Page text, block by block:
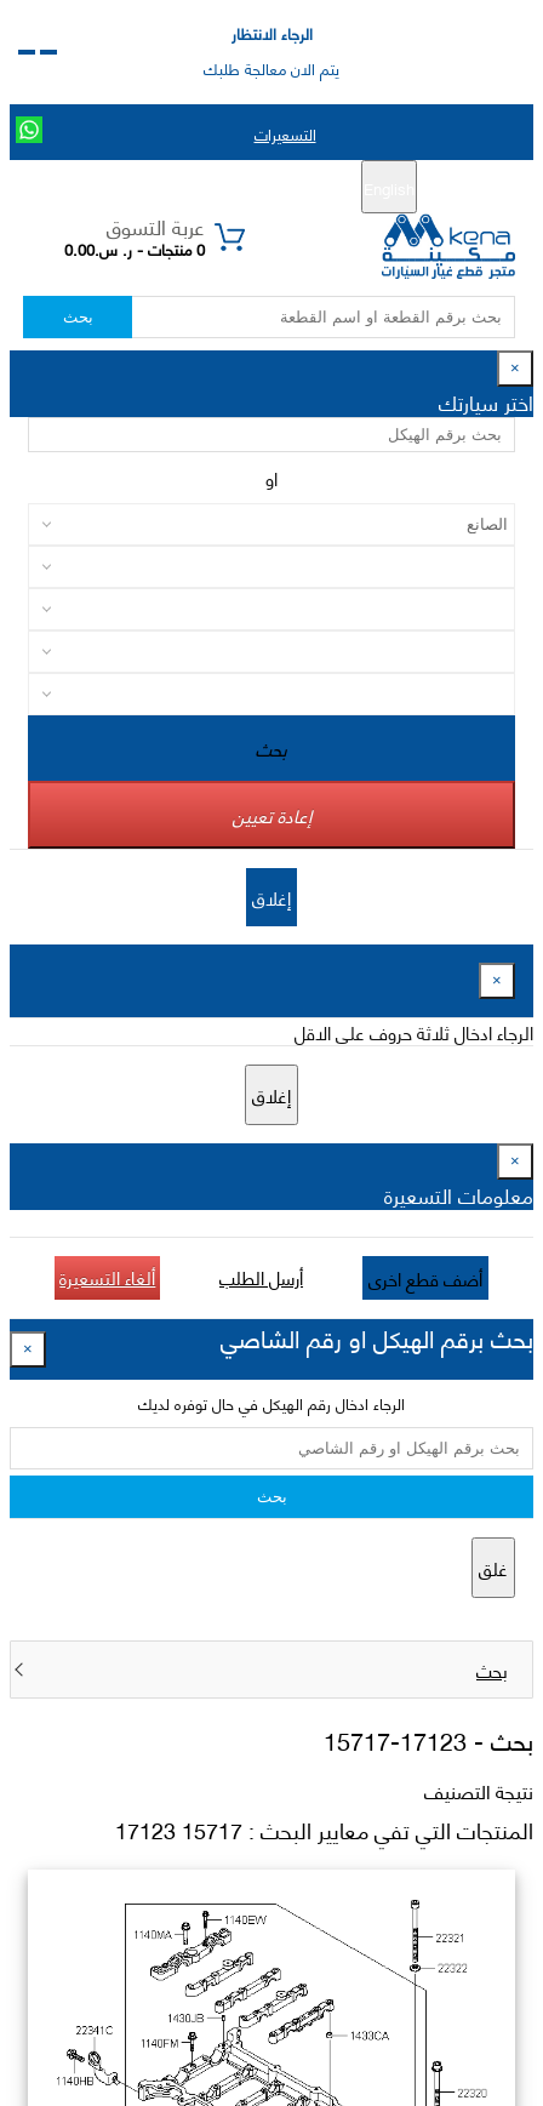
الرجاء الانتظار
يتم الان معالجة طلبك
التسعيرات
عربة التسوق
0 منتجات - ر. س.0.00
بحث
×
اختر سيارتك
او
بحث
إعادة تعيين
إغلاق
×
الرجاء ادخال ثلاثة حروف على الاقل
إغلاق
×
معلومات التسعيرة
أضف قطع اخرى أرسل الطلب ألغاء التسعيرة
بحث برقم الهيكل او رقم الشاصي ×
الرجاء ادخال رقم الهيكل في حال توفره لديك
بحث
غلق
بحث
بحث -15717-17123
نتيجة التصنيف
المنتجات التي تفي معايير البحث : 15717 17123